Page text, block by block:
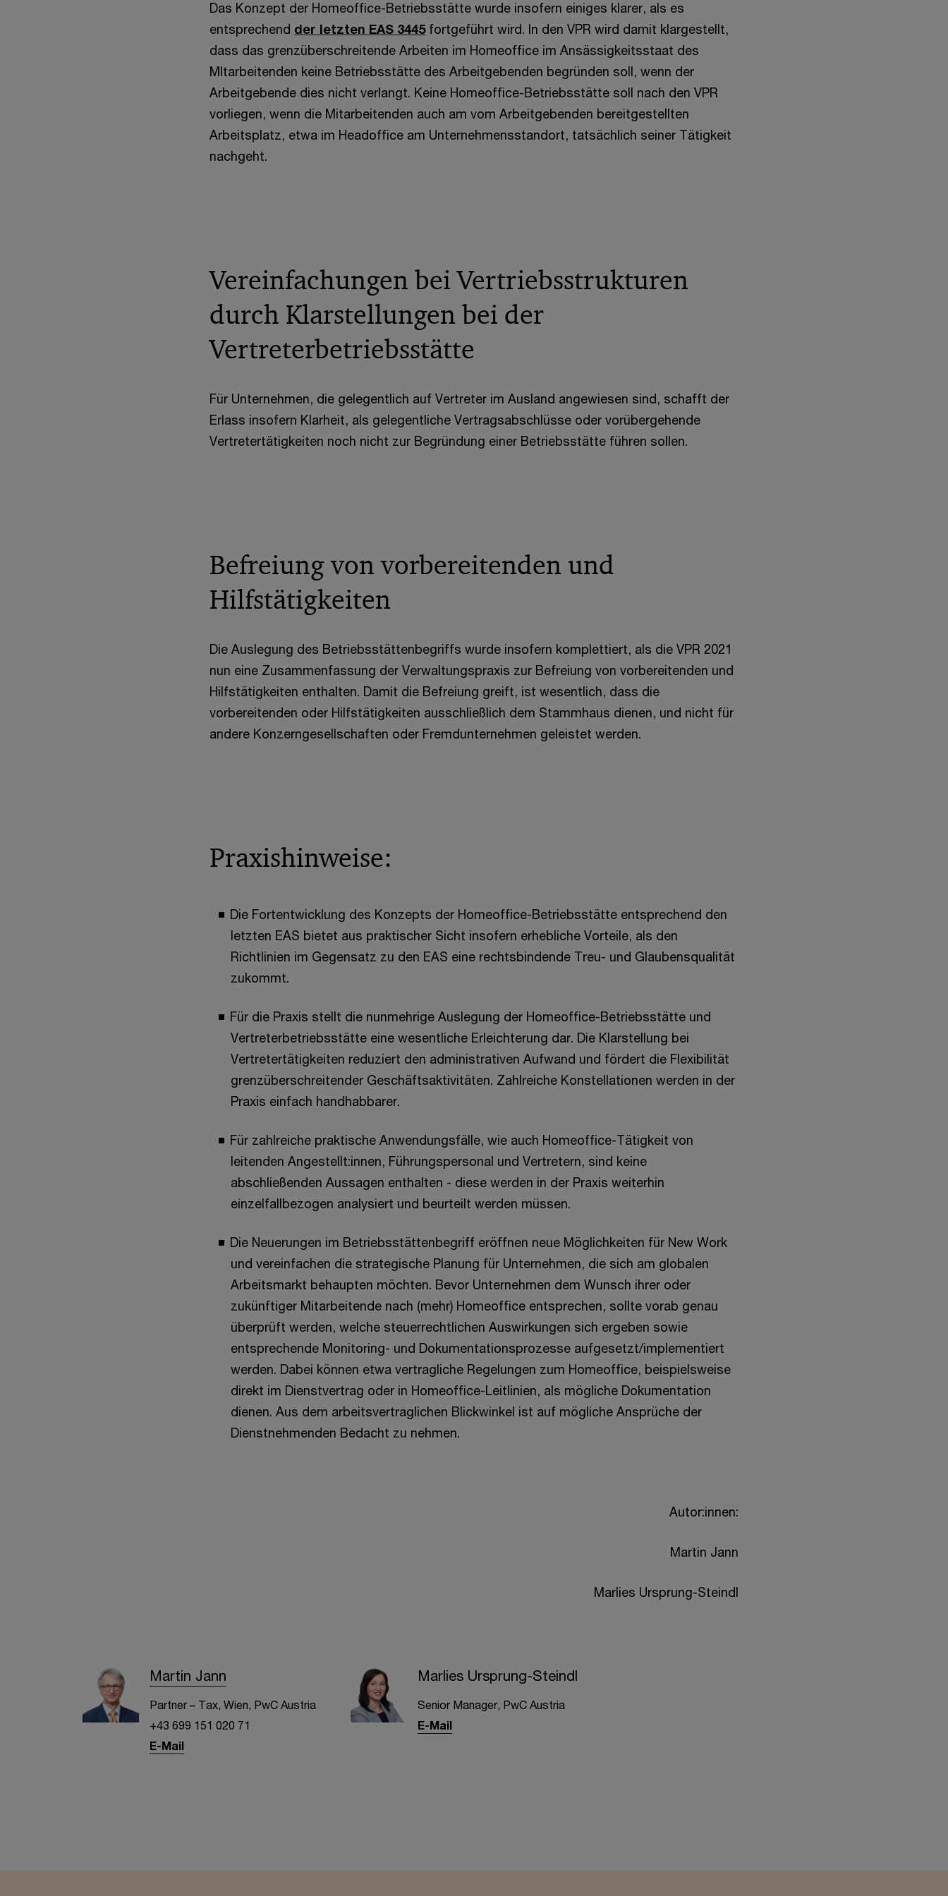
Das Konzept der Homeoffice-Betriebsstätte wurde insofern einiges klarer, als es
entsprechend der letzten EAS 3445fortgeführt wird. In den VPR wird damit klargestellt,
dass das grenzüberschreitende Arbeiten im Homeoffice im Ansässigkeitsstaat des
MItarbeitenden keine Betriebsstätte des Arbeitgebenden begründen soll, wenn der
Arbeitgebende dies nicht verlangt. Keine Homeoffice-Betriebsstätte soll nach den VPR
vorliegen, wenn die Mitarbeitenden auch am vom Arbeitgebenden bereitgestellten
Arbeitsplatz, etwa im Headoffice am Unternehmensstandort, tatsächlich seiner Tätigkeit
nachgeht.
Vereinfachungen bei Vertriebsstrukturen
durch Klarstellungen bei der
Vertreterbetriebsstätte
Für Unternehmen, die gelegentlich auf Vertreter im Ausland angewiesen sind, schafft der
Erlass insofern Klarheit, als gelegentliche Vertragsabschlüsse oder vorübergehende
Vertretertätigkeiten noch nicht zur Begründung einer Betriebsstätte führen sollen.
Befreiung von vorbereitenden und
Hilfstätigkeiten
Die Auslegung des Betriebsstättenbegriffs wurde insofern komplettiert, als die VPR 2021
nun eine Zusammenfassung der Verwaltungspraxis zur Befreiung von vorbereitenden und
Hilfstätigkeiten enthalten. Damit die Befreiung greift, ist wesentlich, dass die
vorbereitenden oder Hilfstätigkeiten ausschließlich dem Stammhaus dienen, und nicht für
andere Konzerngesellschaften oder Fremdunternehmen geleistet werden.
Praxishinweise:
Die Fortentwicklung des Konzepts der Homeoffice-Betriebsstätte entsprechend den
letzten EAS bietet aus praktischer Sicht insofern erhebliche Vorteile, als den
Richtlinien im Gegensatz zu den EAS eine rechtsbindende Treu- und Glaubensqualität
zukommt.
Für die Praxis stellt die nunmehrige Auslegung der Homeoffice-Betriebsstätte und
Vertreterbetriebsstätte eine wesentliche Erleichterung dar. Die Klarstellung bei
Vertretertätigkeiten reduziert den administrativen Aufwand und fördert die Flexibilität
grenzüberschreitender Geschäftsaktivitäten. Zahlreiche Konstellationen werden in der
Praxis einfach handhabbarer.
Für zahlreiche praktische Anwendungsfälle, wie auch Homeoffice-Tätigkeit von
leitenden Angestellt:innen, Führungspersonal und Vertretern, sind keine
abschließenden Aussagen enthalten - diese werden in der Praxis weiterhin
einzelfallbezogen analysiert und beurteilt werden müssen.
Die Neuerungen im Betriebsstättenbegriff eröffnen neue Möglichkeiten für New Work
und vereinfachen die strategische Planung für Unternehmen, die sich am globalen
Arbeitsmarkt behaupten möchten. Bevor Unternehmen dem Wunsch ihrer oder
zukünftiger Mitarbeitende nach (mehr) Homeoffice entsprechen, sollte vorab genau
überprüft werden, welche steuerrechtlichen Auswirkungen sich ergeben sowie
entsprechende Monitoring- und Dokumentationsprozesse aufgesetzt/implementiert
werden. Dabei können etwa vertragliche Regelungen zum Homeoffice, beispielsweise
direkt im Dienstvertrag oder in Homeoffice-Leitlinien, als mögliche Dokumentation
dienen. Aus dem arbeitsvertraglichen Blickwinkel ist auf mögliche Ansprüche der
Dienstnehmenden Bedacht zu nehmen.
Autor:innen:
Martin Jann
Marlies Ursprung-Steindl
Martin Jann
Partner – Tax, Wien, PwC Austria
+43 699 151 020 71
E-Mail
Marlies Ursprung-Steindl
Senior Manager, PwC Austria
E-Mail